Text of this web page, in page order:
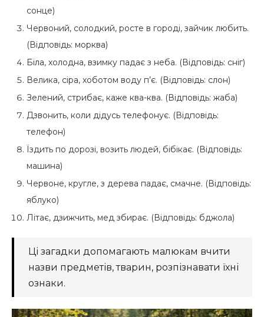
сонце)
Червоний, солодкий, росте в городі, зайчик любить.
(Відповідь: морква)
Біла, холодна, взимку падає з неба. (Відповідь: сніг)
Велика, сіра, хоботом воду п’є. (Відповідь: слон)
Зелений, стрибає, каже ква-ква. (Відповідь: жаба)
Дзвонить, коли дідусь телефонує. (Відповідь:
телефон)
Їздить по дорозі, возить людей, бібікає. (Відповідь:
машина)
Червоне, кругле, з дерева падає, смачне. (Відповідь:
яблуко)
Літає, дзижчить, мед збирає. (Відповідь: бджола)
Ці загадки допомагають малюкам вчити
назви предметів, тварин, розпізнавати їхні
ознаки.